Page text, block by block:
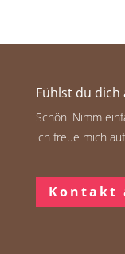
Fühlst du dich
Schön. Nimm
ich freue mich
Kontakt